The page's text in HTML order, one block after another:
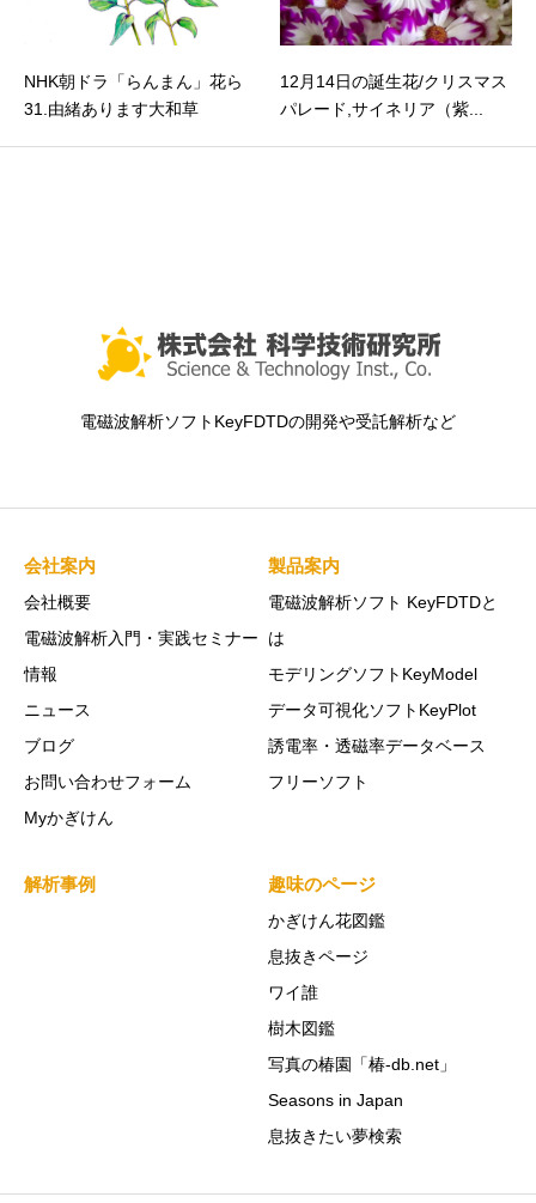
NHK朝ドラ「らんまん」花ら
31.由緒あります大和草
12月14日の誕生花/クリスマス
パレード,サイネリア（紫...
電磁波解析ソフトKeyFDTDの開発や受託解析など
会社案内
会社概要
電磁波解析入門・実践セミナー
情報
ニュース
ブログ
お問い合わせフォーム
Myかぎけん
製品案内
電磁波解析ソフト KeyFDTDと
は
モデリングソフトKeyModel
データ可視化ソフトKeyPlot
誘電率・透磁率データベース
フリーソフト
解析事例 趣味のページ
かぎけん花図鑑
息抜きページ
ワイ誰
樹木図鑑
写真の椿園「椿-db.net」
Seasons in Japan
息抜きたい夢検索